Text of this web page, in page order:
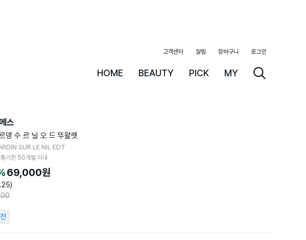
HOME BEAUTY PICK MY
고객센터 알림 장바구니 로그인
스
뎅 수 르 닐 오 드 뚜왈렛
SUR LE NIL EDT
기한 50개월 이내
69,000원
)